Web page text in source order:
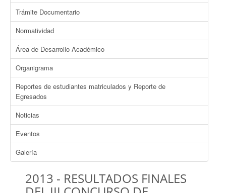
Trámite Documentario
Normatividad
Área de Desarrollo Académico
Organigrama
Reportes de estudiantes matriculados y Reporte de
Egresados
Noticias
Eventos
Galería
2013 - RESULTADOS FINALES